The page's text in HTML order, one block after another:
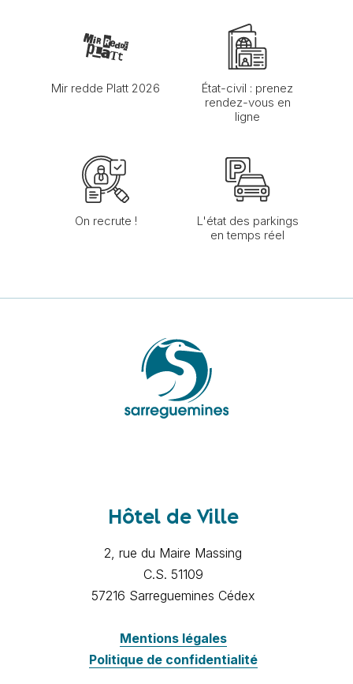
Mir redde Platt 2026
État-civil : prenez
rendez-vous en
ligne
On recrute !
L'état des parkings
en temps réel
Hôtel de Ville
2, rue du Maire Massing
C.S. 51109
57216 Sarreguemines Cédex
Mentions légales
Politique de confidentialité